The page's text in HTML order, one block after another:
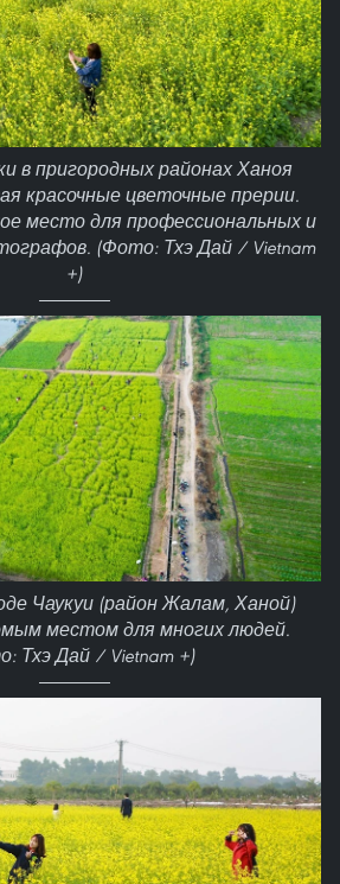
в пригородных районах Ханоя
красочные цветочные прерии.
место для профессиональных и
(Фото: Тхэ Дай / Vietnam
+)
Чаукуи (район Жалам, Ханой)
местом для многих людей.
Тхэ Дай / Vietnam +)